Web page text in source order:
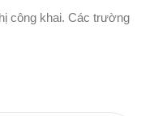
công khai. Các trường